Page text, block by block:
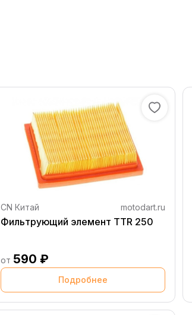
CN Китай motodart.ru
Фильтрующий элемент TTR 250
от 590 ₽
Подробнее